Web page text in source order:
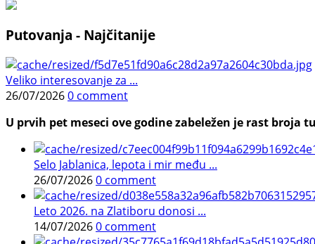
Putovanja - Najčitanije
Veliko interesovanje za ...
26/07/20260 comment
U prvih pet meseci ove godine zabeležen je rast
Selo Jablanica, lepota i mir među ...
26/07/20260 comment
Leto 2026. na Zlatiboru donosi ...
14/07/20260 comment